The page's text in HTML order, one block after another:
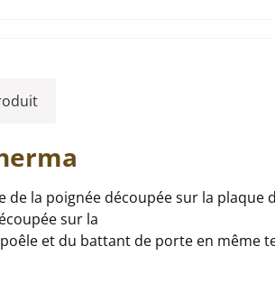
la poignée découpée sur la
sur la
et du battant de porte en même